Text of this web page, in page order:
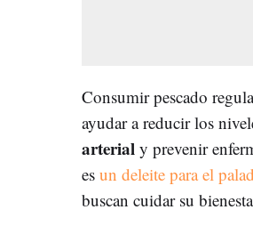
Consumir pescado
ayudar a reducir los
arterial y prevenir
es un deleite para el
buscan cuidar su